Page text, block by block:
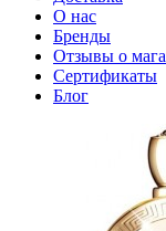
О нас
Бренды
Отзывы о
Сертификаты
Блог